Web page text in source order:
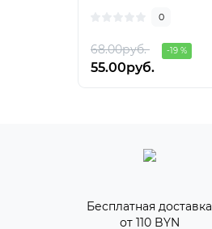
0
68.00руб. -19 %
55.00руб.
Бесплатная доставка
от 110 BYN